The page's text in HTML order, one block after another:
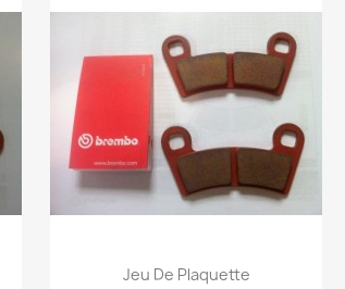
Jeu De Plaquette
Aperçu rapide